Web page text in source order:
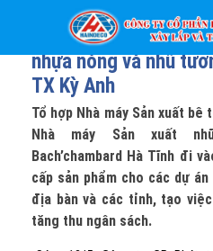
Khánh thành nhà
nhựa nóng và nhũ
TX Kỳ Anh
Tổ hợp Nhà máy Sản xuất
Nhà máy Sản xuất
Bach’chambard Hà Tĩnh đi
cấp sản phẩm cho các dự
địa bàn và các tỉnh, tạo
tăng thu ngân sách.